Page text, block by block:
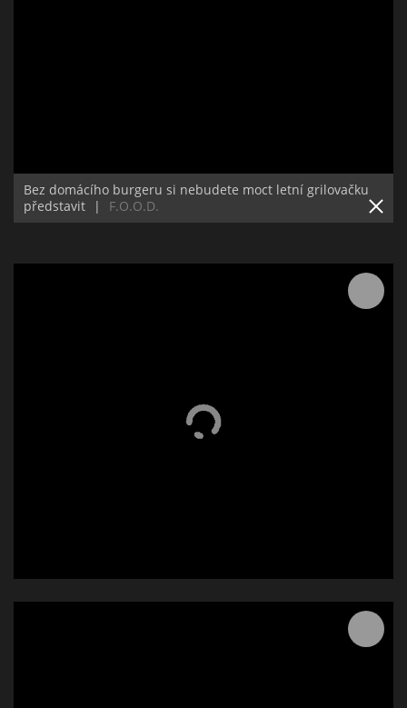
Bez domácího burgeru si nebudete moct letní grilovačku
představit
| F.O.O.D.